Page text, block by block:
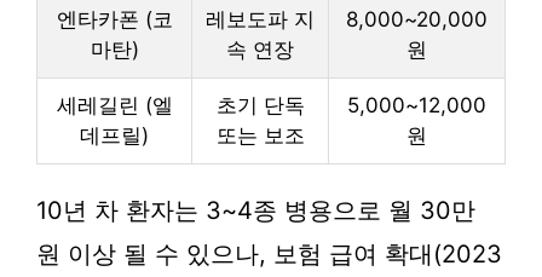
엔타카폰 (코
마탄)
레보도파 지
속 연장
8,000~20,000
원
세레길린 (엘
데프릴)
초기 단독
또는 보조
5,000~12,000
원
10년 차 환자는 3~4종 병용으로 월 30만
원 이상 될 수 있으나, 보험 급여 확대(2023